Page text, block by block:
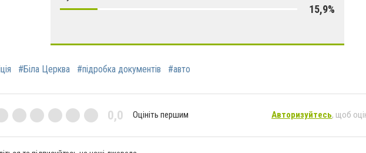
15,9%
#Біла Церква #підробка документів #авто
0,0 Оцініть першим Авторизуйтесь, щоб